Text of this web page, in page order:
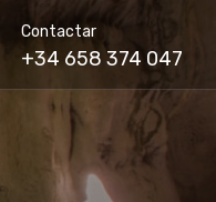
Contactar
+34 658 374 047